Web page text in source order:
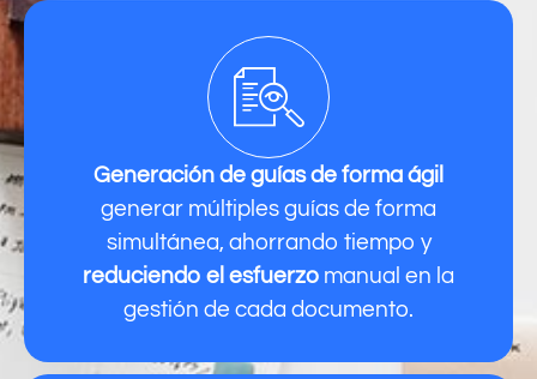
Generación de guías de forma ágil
generar múltiples guías de forma
simultánea, ahorrando tiempo y
reduciendo el esfuerzo manual en la
gestión de cada documento.